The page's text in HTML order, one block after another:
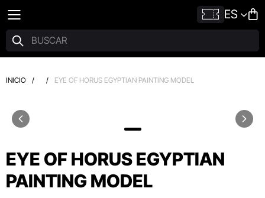
ES
INICIO / / EYE OF HORUS EGYPTIAN PAINTING MODEL
EYE OF HORUS EGYPTIAN
PAINTING MODEL